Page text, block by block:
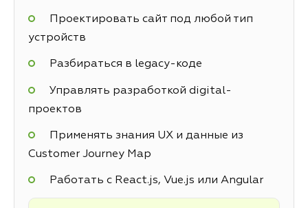
Проектировать сайт под любой тип
устройств
Разбираться в legacy-коде
Управлять разработкой digital-
проектов
Применять знания UX и данные из
Customer Journey Map
Работать с React.js, Vue.js или Angular